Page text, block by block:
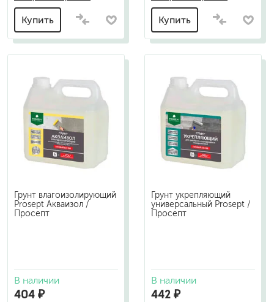
Купить Купить
Грунт влагоизолирующий
Prosept Акваизол /
Просепт
В наличии
404 ₽
Грунт укрепляющий
универсальный Prosept /
Просепт
В наличии
442 ₽